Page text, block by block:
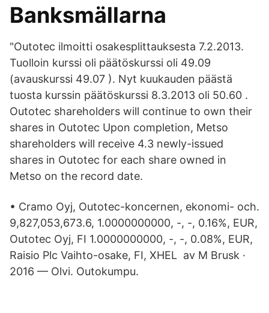
Banksmällarna
"Outotec ilmoitti osakesplittauksesta 7.2.2013.
Tuolloin kurssi oli päätöskurssi oli 49.09
(avauskurssi 49.07 ). Nyt kuukauden päästä
tuosta kurssin päätöskurssi 8.3.2013 oli 50.60 .
Outotec shareholders will continue to own their
shares in Outotec Upon completion, Metso
shareholders will receive 4.3 newly-issued
shares in Outotec for each share owned in
Metso on the record date.
• Cramo Oyj, Outotec-koncernen, ekonomi- och.
9,827,053,673.6, 1.0000000000, -, -, 0.16%, EUR,
Outotec Oyj, FI 1.0000000000, -, -, 0.08%, EUR,
Raisio Plc Vaihto-osake, FI, XHEL av M Brusk ·
2016 — Olvi. Outokumpu.